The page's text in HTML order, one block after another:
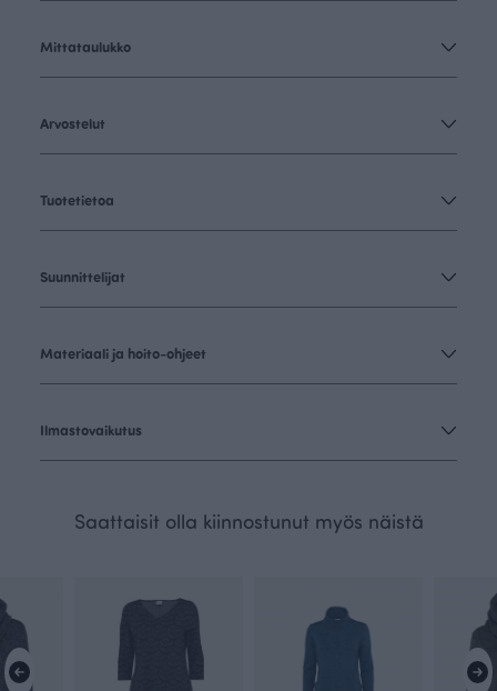
Mittataulukko
Arvostelut
Tuotetietoa
Suunnittelijat
Materiaali ja hoito-ohjeet
Ilmastovaikutus
Saattaisit olla kiinnostunut myös näistä